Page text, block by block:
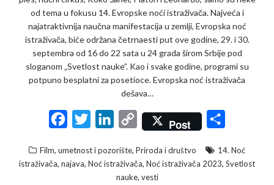
od tema u fokusu 14. Evropske noći istraživača. Najveća i
najatraktivnija naučna manifestacija u zemlji, Evropska noć
istraživača, biće održana četrnaesti put ove godine, 29. i 30.
septembra od 16 do 22 sata u 24 grada širom Srbije pod
sloganom „Svetlost nauke”. Kao i svake godine, programi su
potpuno besplatni za posetioce. Evropska noć istraživača
dešava…
c
i
n
k
C
p
y
Post
a
Film, umetnost i pozorište, Priroda i društvo
14. Noć
istraživača, najava, Noć istraživača, Noć istraživača 2023, Svetlost
nauke, vesti